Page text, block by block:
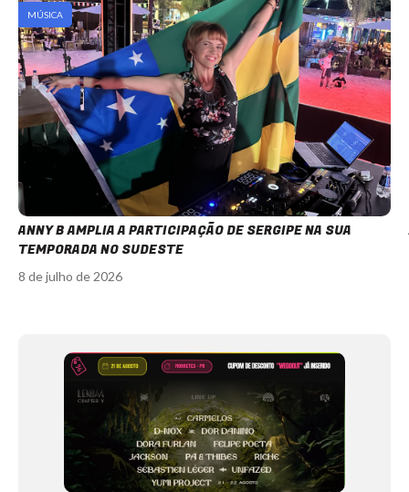
MÚSICA
ANNY B AMPLIA A PARTICIPAÇÃO DE SERGIPE NA SUA
TEMPORADA NO SUDESTE
8 de julho de 2026